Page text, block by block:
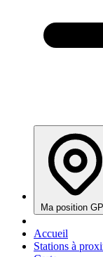
Ma position
Accueil
Stations à